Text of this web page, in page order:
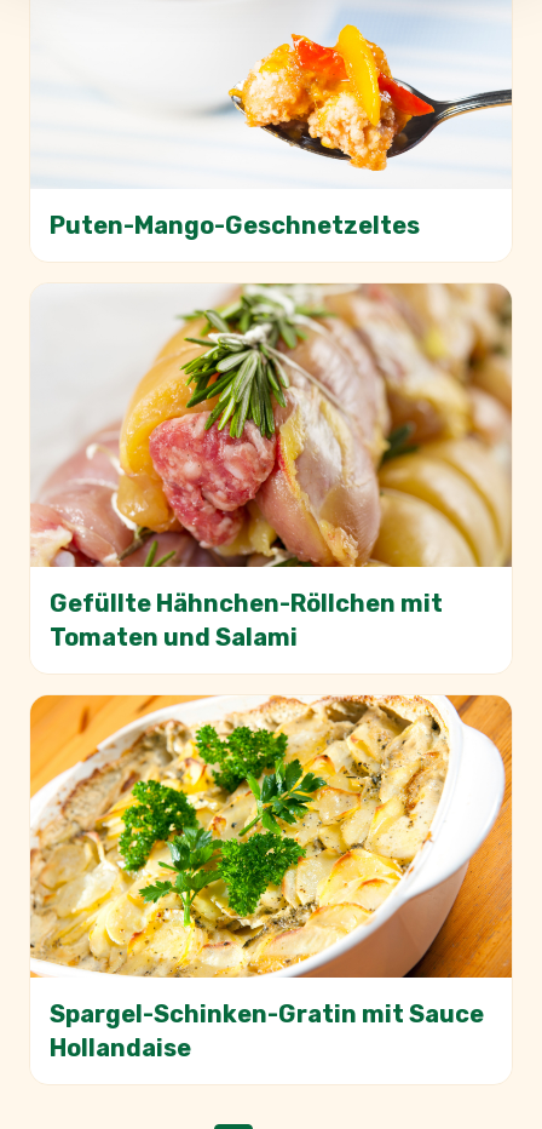
Puten-Mango-Geschnetzeltes
Gefüllte Hähnchen-Röllchen mit
Tomaten und Salami
Spargel-Schinken-Gratin mit Sauce
Hollandaise